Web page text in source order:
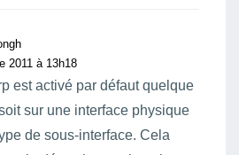
2011 à 13h18
est activé par défaut quelque
sur une interface physique
de sous-interface. Cela